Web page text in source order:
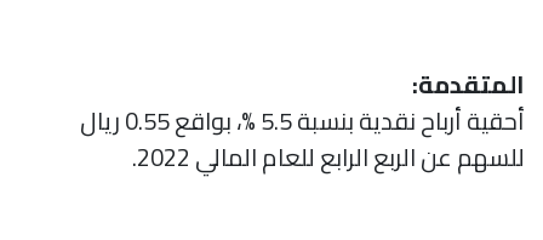
المتقدمة:
أحقية أرباح نقدية بنسبة 5.5 %، بواقع 0.55 ريال
للسهم عن الربع الرابع للعام المالي 2022.